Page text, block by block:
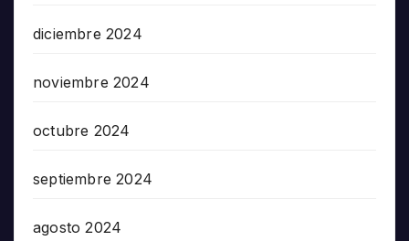
diciembre 2024
noviembre 2024
octubre 2024
septiembre 2024
agosto 2024